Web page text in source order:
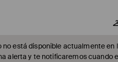
no está disponible actualmente en
alerta y te notificaremos cuando